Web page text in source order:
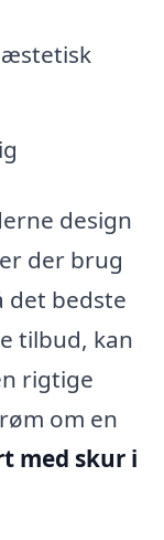
design
der brug
det bedste
tilbud, kan
rigtige
om en
med skur i